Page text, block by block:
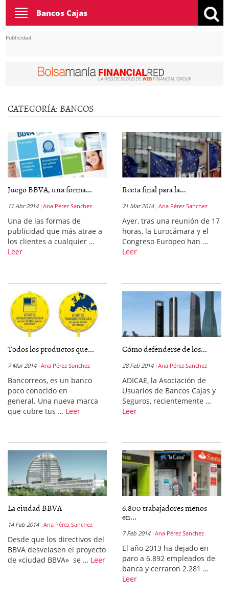
Toggle
navigation
Bancos Cajas
Publicidad
CATEGORÍA: BANCOS
Juego BBVA, una forma...
11 Abr 2014 Ana Pérez Sanchez
Una de las formas de
publicidad que más atrae a
los clientes a cualquier …
Leer
Recta final para la...
21 Mar 2014 Ana Pérez Sanchez
Ayer, tras una reunión de 17
horas, la Eurocámara y el
Congreso Europeo han …
Leer
Todos los productos que...
7 Mar 2014 Ana Pérez Sanchez
Bancorreos, es un banco
poco conocido en
general. Una nueva marca
que cubre tus … Leer
Cómo defenderse de los...
28 Feb 2014 Ana Pérez Sanchez
ADICAE, la Asociación de
Usuarios de Bancos Cajas y
Seguros, recientemente …
Leer
La ciudad BBVA
14 Feb 2014 Ana Pérez Sanchez
Desde que los directivos del
BBVA desvelasen el proyecto
de «ciudad BBVA» se … Leer
6.800 trabajadores menos
en...
7 Feb 2014 Ana Pérez Sanchez
El año 2013 ha dejado en
paro a 6.892 empleados de
banca y cerraron 2.281 …
Leer